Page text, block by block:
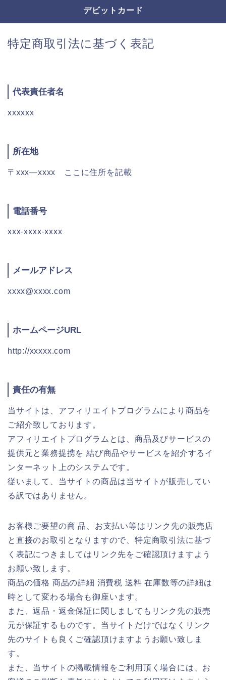
デビットカード
特定商取引法に基づく表記
代表責任者名
xxxxxx
所在地
〒xxx―xxxx ここに住所を記載
電話番号
xxx-xxxx-xxxx
メールアドレス
xxxx@xxxx.com
ホームページURL
http://xxxxx.com
責任の有無
当サイトは、アフィリエイトプログラムにより商品を
ご紹介致しております。
アフィリエイトプログラムとは、商品及びサービスの
提供元と業務提携を 結び商品やサービスを紹介するイ
ンターネット上のシステムです。
従いまして、当サイトの商品は当サイトが販売してい
る訳ではありません。
お客様ご要望の商 品、お支払い等はリンク先の販売店
と直接のお取引となりますので、特定商取引法に基づ
く表記につきましてはリンク先をご確認頂けますよう
お願い致します。
商品の価格 商品の詳細 消費税 送料 在庫数等の詳細は
時として変わる場合も御座います。
また、返品・返金保証に関しましてもリンク先の販売
元が保証するものです。当サイトだけではなくリンク
先のサイトも良くご確認頂けますようお願い致しま
す。
また、当サイトの掲載情報をご利用頂く場合には、お